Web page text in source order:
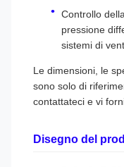
Controllo
pressione
sistemi di
Le dimensioni, le
sono solo di
contattateci e vi
Disegno del